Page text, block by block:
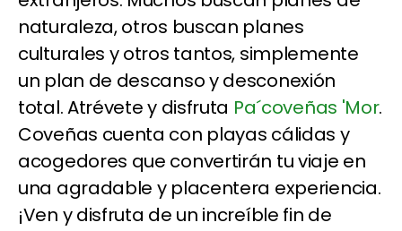
naturaleza, otros buscan planes
culturales y otros tantos, simplemente
un plan de descanso y desconexión
total. Atrévete y disfruta Pa´coveñas 'Mor.
Coveñas cuenta con playas cálidas y
acogedores que convertirán tu viaje en
una agradable y placentera experiencia.
¡Ven y disfruta de un increíble fin de